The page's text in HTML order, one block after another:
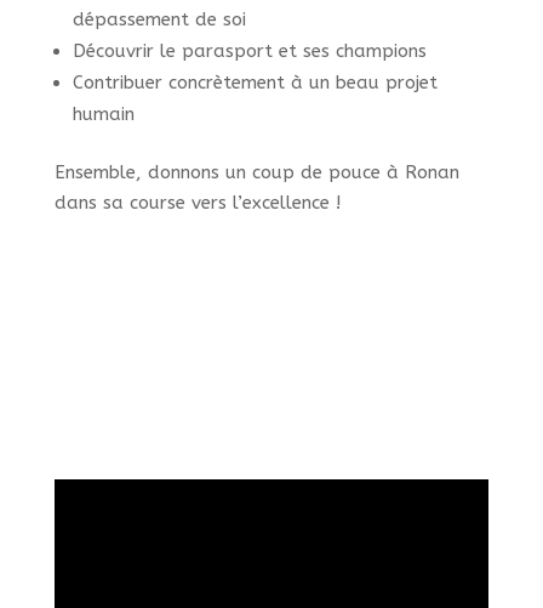
dépassement de soi
Découvrir le parasport et ses champions
Contribuer concrètement à un beau projet
humain
Ensemble, donnons un coup de pouce à Ronan
dans sa course vers l’excellence !